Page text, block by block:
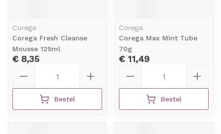
Corega
Corega Fresh Cleanse
Mousse 125ml
€ 8,35
Bestel
Corega
Corega Max Mint Tube
70g
€ 11,49
Bestel